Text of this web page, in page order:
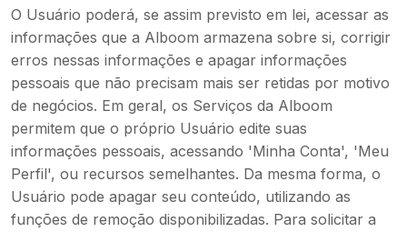
O Usuário poderá, se assim previsto em lei, acessar as
informações que a Alboom armazena sobre si, corrigir
erros nessas informações e apagar informações
pessoais que não precisam mais ser retidas por motivo
de negócios. Em geral, os Serviços da Alboom
permitem que o próprio Usuário edite suas
informações pessoais, acessando 'Minha Conta', 'Meu
Perfil', ou recursos semelhantes. Da mesma forma, o
Usuário pode apagar seu conteúdo, utilizando as
funções de remoção disponibilizadas. Para solicitar a